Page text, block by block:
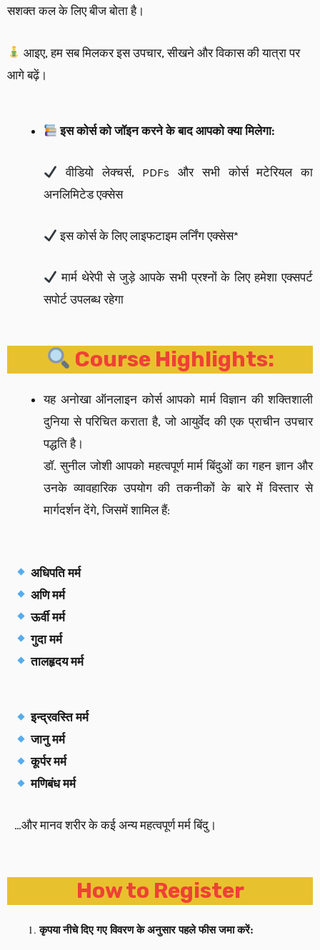
सशक्त कल के लिए बीज बोता है।
आइए, हम सब मिलकर इस उपचार, सीखने और विकास की यात्रा पर
आगे बढ़ें।
इस कोर्स को जॉइन करने के बाद आपको क्या मिलेगा:
वीडियो लेक्चर्स, PDFs और सभी कोर्स मटेरियल का
अनलिमिटेड एक्सेस
इस कोर्स के लिए लाइफटाइम लर्निंग एक्सेस*
मार्म थेरेपी से जुड़े आपके सभी प्रश्नों के लिए हमेशा एक्सपर्ट
सपोर्ट उपलब्ध रहेगा
Course Highlights:
यह अनोखा ऑनलाइन कोर्स आपको मार्म विज्ञान की शक्तिशाली
दुनिया से परिचित कराता है, जो आयुर्वेद की एक प्राचीन उपचार
पद्धति है।
डॉ. सुनील जोशी आपको महत्वपूर्ण मार्म बिंदुओं का गहन ज्ञान और
उनके व्यावहारिक उपयोग की तकनीकों के बारे में विस्तार से
मार्गदर्शन देंगे, जिसमें शामिल हैं:
अधिपति मर्म
अणि मर्म
ऊर्वी मर्म
गुदा मर्म
तालहृदय मर्म
इन्द्रवस्ति मर्म
जानु मर्म
कूर्पर मर्म
मणिबंध मर्म
…और मानव शरीर के कई अन्य महत्वपूर्ण मर्म बिंदु।
How to Register
कृपया नीचे दिए गए विवरण के अनुसार पहले फीस जमा करें: